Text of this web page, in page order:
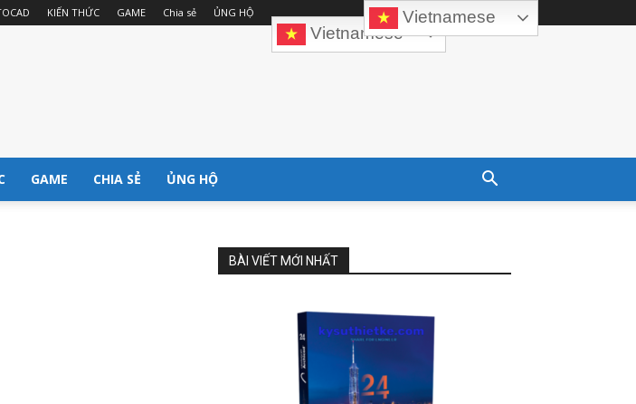
KIẾN THỨC GAME Chia sẻ ỦNG HỘ
Vietnamese
GAME CHIA SẺ ỦNG HỘ
BÀI VIẾT MỚI NHẤT
Vietnamese